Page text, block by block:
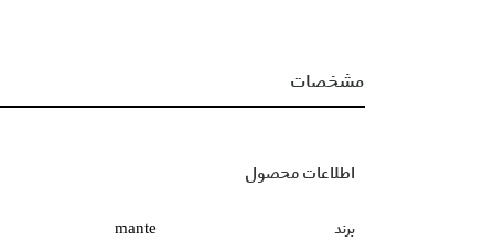
مشخصات
اطلاعات محصول
برند mante